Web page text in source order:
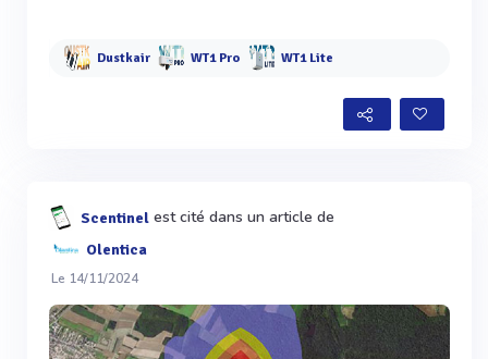
Dustkair WT1 Pro WT1 Lite
Scentinel est cité dans un article de
Olentica
Le 14/11/2024